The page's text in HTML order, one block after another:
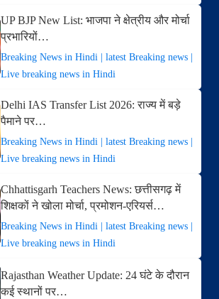
UP BJP New List: भाजपा ने क्षेत्रीय और मोर्चा
प्रभारियों…
Breaking News in Hindi | latest Breaking news |
Live breaking news in Hindi
Delhi IAS Transfer List 2026: राज्य में बड़े
पैमाने पर…
Breaking News in Hindi | latest Breaking news |
Live breaking news in Hindi
Chhattisgarh Teachers News: छत्तीसगढ़ में
शिक्षकों ने खोला मोर्चा, प्रमोशन-एरियर्स…
Breaking News in Hindi | latest Breaking news |
Live breaking news in Hindi
Rajasthan Weather Update: 24 घंटे के दौरान
कई स्थानों पर…